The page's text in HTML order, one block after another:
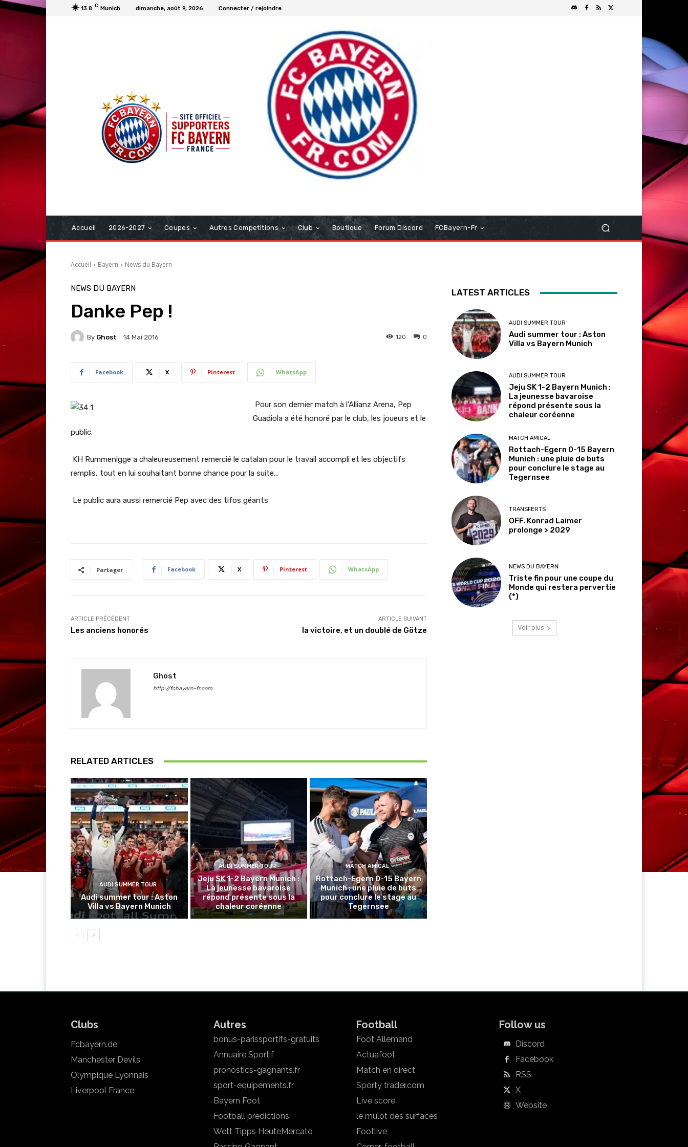
13.8 C Munich dimanche, août 9, 2026 Connecter / rejoindre
Accueil 2026-2027 Coupes Autres Competitions Club Boutique Forum Discord FCBayern-Fr
Accueil Bayern News du Bayern
NEWS DU BAYERN
Danke Pep !
By Ghost 14 Mai 2016 0
120
Facebook X Pinterest WhatsApp
Pour son dernier match à l’Allianz Arena, Pep
Guadiola a été honoré par le club, les joueurs et le
public.
KH Rummenigge a chaleureusement remercié le catalan pour le travail accompli et les objectifs
remplis, tout en lui souhaitant bonne chance pour la suite…
Le public aura aussi remercié Pep avec des tifos géants
Partager Facebook X Pinterest WhatsApp
ARTICLE PRÉCÉDENT
Les anciens honorés
ARTICLE SUIVANT
la victoire, et un doublé de Götze
Ghost
http://fcbayern-fr.com
RELATED ARTICLES
AUDI SUMMER TOUR
Audi summer tour : Aston
Villa vs Bayern Munich
AUDI SUMMER TOUR
Jeju SK 1-2 Bayern Munich :
La jeunesse bavaroise
répond présente sous la
chaleur coréenne
MATCH AMICAL
Rottach-Egern 0-15 Bayern
Munich : une pluie de buts
pour conclure le stage au
Tegernsee
LATEST ARTICLES
AUDI SUMMER TOUR
Audi summer tour : Aston
Villa vs Bayern Munich
AUDI SUMMER TOUR
Jeju SK 1-2 Bayern Munich :
La jeunesse bavaroise
répond présente sous la
chaleur coréenne
MATCH AMICAL
Rottach-Egern 0-15 Bayern
Munich : une pluie de buts
pour conclure le stage au
Tegernsee
TRANSFERTS
OFF. Konrad Laimer
prolonge > 2029
NEWS DU BAYERN
Triste fin pour une coupe du
Monde qui restera pervertie
(*)
Voir plus
Clubs
Fcbayern.de
Manchester Devils
Olympique Lyonnais
Liverpool France
Autres
bonus-parissportifs-gratuits
Annuaire Sportif
pronostics-gagnants.fr
sport-equipements.fr
Bayern Foot
Football predictions
Wett Tipps HeuteMercato
Football
Foot Allemand
Actuafoot
Match en direct
Sporty trader.com
Live score
le mulot des surfaces
Footlive
Follow us
Discord
Facebook
RSS
X
Website